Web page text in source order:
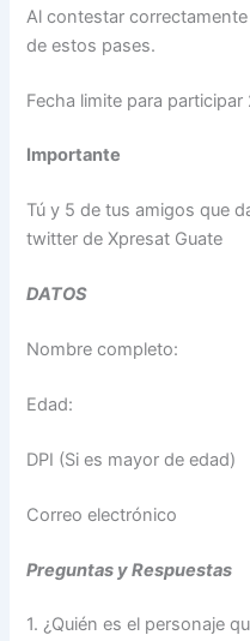
Al contestar
de estos pases.
Fecha limite para participar
Importante
Tú y 5 de tus amigos que
twitter de Xpresat Guate
DATOS
Nombre completo:
Edad:
DPI (Si es mayor de edad)
Correo electrónico
Preguntas y Respuestas
1. ¿Quién es el personaje